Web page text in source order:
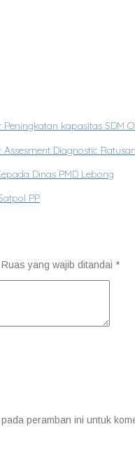
kapasitas SDM
Diagnostic
Dinas PMD Lebong
PP
Ruas yang wajib ditandai *
peramban ini untuk